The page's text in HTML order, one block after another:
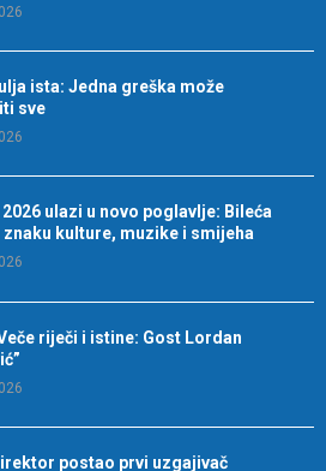
ista: Jedna greška može
sve
2026 ulazi u novo poglavlje: Bileća
znaku kulture, muzike i smijeha
riječi i istine: Gost Lordan
postao prvi uzgajivač